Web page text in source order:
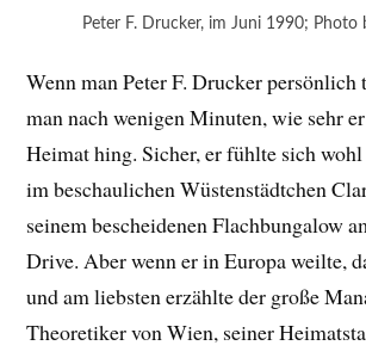
Peter F. Drucker, im Juni 1990; Photo
Wenn man Peter F. Drucker persönlich
man nach wenigen Minuten, wie sehr
Heimat hing. Sicher, er fühlte sich
im beschaulichen Wüstenstädtchen
seinem bescheidenen Flachbungalow
Drive. Aber wenn er in Europa weilte,
und am liebsten erzählte der große
Theoretiker von Wien, seiner